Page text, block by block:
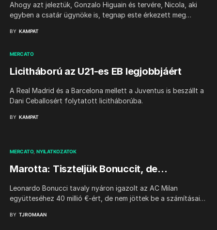
Ahogy azt jeleztük, Gonzalo Higuain és tervére, Nicola, aki
egyben a csatár ügynöke is, tegnap este érkezett meg…
BY KAMPAT
MERCATO
Licitháború az U21-es EB legjobbjáért
A Real Madrid és a Barcelona mellett a Juventus is beszállt a
Dani Ceballosért folytatott licitháborúba.
BY KAMPAT
MERCATO NYILATKOZATOK
Marotta: Tiszteljük Bonuccit, de…
Leonardo Bonucci tavaly nyáron igazolt az AC Milan
együtteséhez 40 millió €-ért, de nem jöttek be a számításai…
BY TJROMAAN